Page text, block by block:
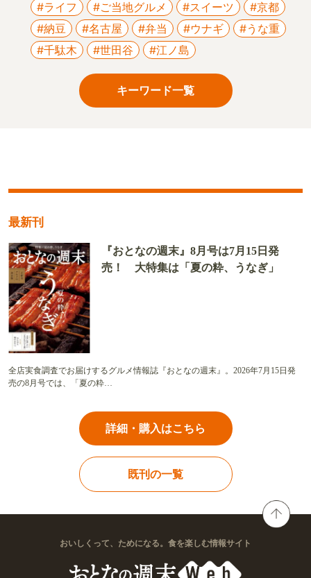
#ライフ #ご当地グルメ #スイーツ
#京都
#納豆
#名古屋 #弁当 #ウナギ
#うな重
#千駄木
#世田谷 #江ノ島
キーワード一覧
最新刊
『おとなの週末』8月号は7月15日発
売！ 大特集は「夏の粋、うなぎ」
全店実食調査でお届けするグルメ情報誌『おとなの週末』。2026年7月15日発
売の8月号では、「夏の粋…
詳細・購入はこちら
既刊の一覧
おいしくって、ためになる。食を楽しむ情報サイト